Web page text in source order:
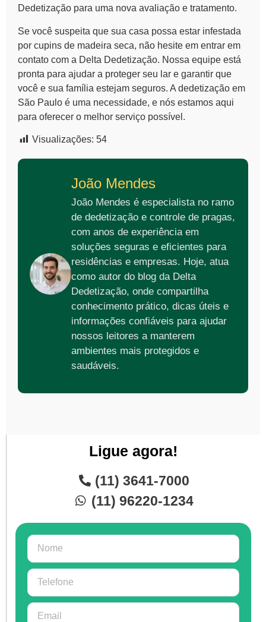
Dedetização para uma nova avaliação e tratamento.
Se você suspeita que sua casa possa estar infestada
por cupins de madeira seca, não hesite em entrar em
contato com a Delta Dedetização. Nossa equipe está
pronta para ajudar a proteger seu lar e garantir que
você e sua família estejam seguros. A dedetização em
São Paulo é uma necessidade, e nós estamos aqui
para oferecer o melhor serviço possível.
Visualizações: 54
João Mendes
João Mendes é especialista no ramo
de dedetização e controle de pragas,
com anos de experiência em
soluções seguras e eficientes para
residências e empresas. Hoje, atua
como autor do blog da Delta
Dedetização, onde compartilha
conhecimento prático, dicas úteis e
informações confiáveis para ajudar
nossos leitores a manterem
ambientes mais protegidos e
saudáveis.
Ligue agora!
(11) 3641-7000
(11) 96220-1234